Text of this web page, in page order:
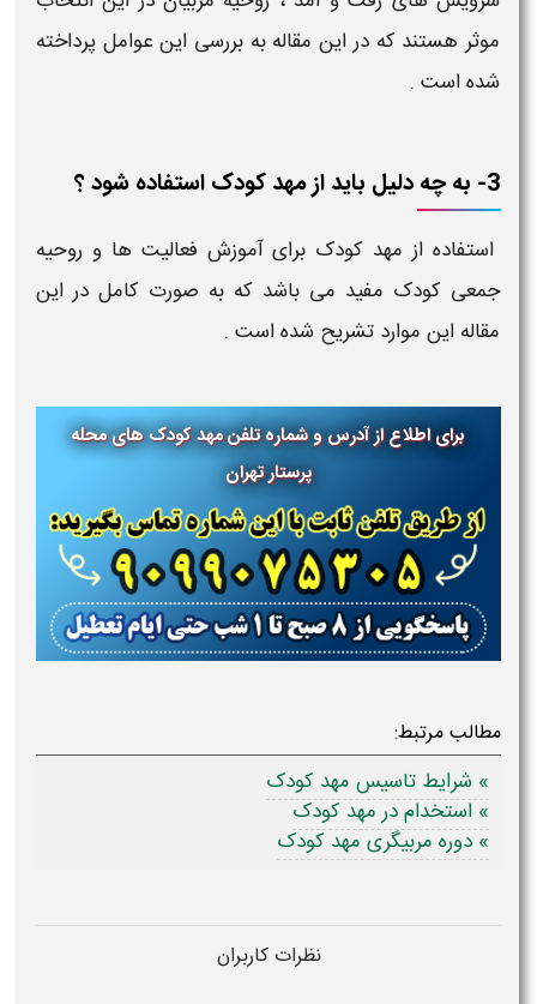
موثر هستند که در این مقاله به بررسی این عوامل پرداخته
شده است .
3- به چه دلیل باید از مهد کودک استفاده شود ؟
استفاده از مهد کودک برای آموزش فعالیت ها و روحیه
جمعی کودک مفید می باشد که به صورت کامل در این
مقاله این موارد تشریح شده است .
برای اطلاع از آدرس و شماره تلفن مهد کودک های محله
پرستار تهران
مطالب مرتبط:
» شرایط تاسیس مهد کودک
» استخدام در مهد کودک
» دوره مربیگری مهد کودک
نظرات کاربران